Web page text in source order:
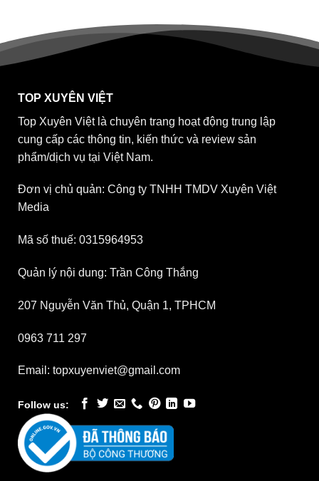
TOP XUYÊN VIỆT
Top Xuyên Việt là chuyên trang hoạt động trung lập
cung cấp các thông tin, kiến thức và review sản
phẩm/dịch vụ tại Việt Nam.
Đơn vị chủ quản: Công ty TNHH TMDV Xuyên Việt
Media
Mã số thuế: 0315964953
Quản lý nội dung: Trần Công Thắng
207 Nguyễn Văn Thủ, Quận 1, TPHCM
0963 711 297
Email: topxuyenviet@gmail.com
Follow us: